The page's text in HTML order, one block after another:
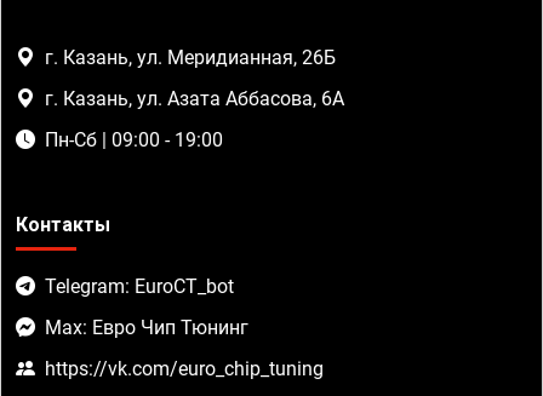
г. Казань, ул. Меридианная, 26Б
г. Казань, ул. Азата Аббасова, 6А
Пн-Сб | 09:00 - 19:00
Контакты
Telegram: EuroCT_bot
Max: Евро Чип Тюнинг
https://vk.com/euro_chip_tuning